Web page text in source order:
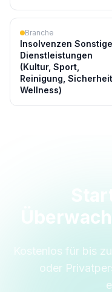
Branche
Insolvenzen Sonstige
Dienstleistungen
(Kultur, Sport,
Reinigung, Sicherheit,
Wellness)
Kostenlos für bis
oder